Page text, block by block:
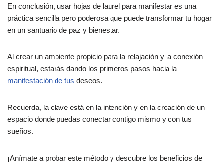
En conclusión, usar hojas de laurel para manifestar es una
práctica sencilla pero poderosa que puede transformar tu hogar
en un santuario de paz y bienestar.
Al crear un ambiente propicio para la relajación y la conexión
espiritual, estarás dando los primeros pasos hacia la
manifestación de tus deseos.
Recuerda, la clave está en la intención y en la creación de un
espacio donde puedas conectar contigo mismo y con tus
sueños.
¡Anímate a probar este método y descubre los beneficios de